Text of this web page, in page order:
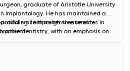
graduate of Aristotle University
Implantology. He has maintained a
comprehensive services in
dentistry, with an emphasis on
Thessaloniki area, investing in
ensuring a relaxing and
the patient. His practice performs the
smile through treatments
patient.